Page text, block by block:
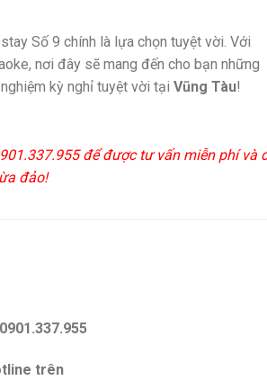
Số 9 chính là lựa chọn tuyệt vời. Với
nơi đây sẽ mang đến cho bạn những
kỳ nghỉ tuyệt vời tại Vũng Tàu!
để được tư vấn miễn phí và
đảo!
trên